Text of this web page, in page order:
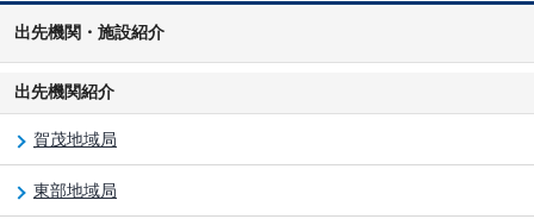
出先機関・施設紹介
出先機関紹介
賀茂地域局
東部地域局